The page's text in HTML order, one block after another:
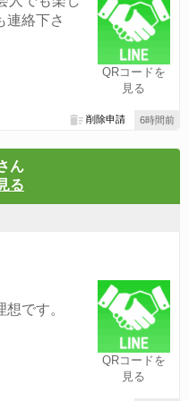
QRコードを
見る
連絡下さ
6時間前
削除申請
ん
る
QRコードを
見る
です。